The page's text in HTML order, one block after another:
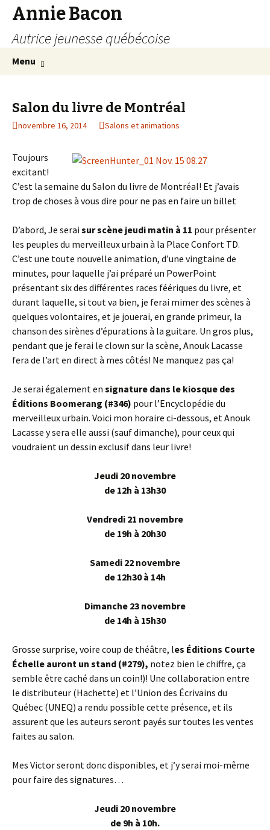
Annie Bacon
Autrice jeunesse québécoise
Menu
Salon du livre de Montréal
novembre 16, 2014 Salons et animations
Toujours
excitant!
C’est la semaine du Salon du livre de Montréal! Et j’avais
trop de choses à vous dire pour ne pas en faire un billet
D’abord, Je serai sur scène jeudi matin à 11 pour présenter
les peuples du merveilleux urbain à la Place Confort TD.
C’est une toute nouvelle animation, d’une vingtaine de
minutes, pour laquelle j’ai préparé un PowerPoint
présentant six des différentes races féériques du livre, et
durant laquelle, si tout va bien, je ferai mimer des scènes à
quelques volontaires, et je jouerai, en grande primeur, la
chanson des sirènes d’épurations à la guitare. Un gros plus,
pendant que je ferai le clown sur la scène, Anouk Lacasse
fera de l’art en direct à mes côtés! Ne manquez pas ça!
Je serai également en signature dans le kiosque des
Éditions Boomerang (#346) pour l’Encyclopédie du
merveilleux urbain. Voici mon horaire ci-dessous, et Anouk
Lacasse y sera elle aussi (sauf dimanche), pour ceux qui
voudraient un dessin exclusif dans leur livre!
Jeudi 20 novembre
de 12h à 13h30
Vendredi 21 novembre
de 19h à 20h30
Samedi 22 novembre
de 12h30 à 14h
Dimanche 23 novembre
de 14h à 15h30
Grosse surprise, voire coup de théâtre, les Éditions Courte
Échelle auront un stand (#279), notez bien le chiffre, ça
semble être caché dans un coin!)! Une collaboration entre
le distributeur (Hachette) et l’Union des Écrivains du
Québec (UNEQ) a rendu possible cette présence, et ils
assurent que les auteurs seront payés sur toutes les ventes
faites au salon.
Mes Victor seront donc disponibles, et j’y serai moi-même
pour faire des signatures…
Jeudi 20 novembre
de 9h à 10h.